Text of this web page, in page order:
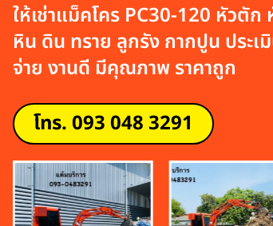
ให้เช่าแม็คโคร PC30-120 หัวตัก
หิน ดิน ทราย ลูกรัง กากปูน ประเ
จ่าย งานดี มีคุณภาพ ราคาถูก
โทร. 093 048 3291